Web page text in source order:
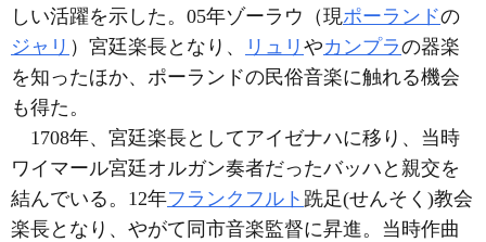
しい活躍を示した。05年ゾーラウ（現ポーランドの
ジャリ ）宮廷楽長となり、 リュリ やカンプラの器楽
を知ったほか、ポーランドの民俗音楽に触れる機会
も得た。
1708年、宮廷楽長としてアイゼナハに移り、当時
ワイマール宮廷オルガン奏者だったバッハと親交を
結んでいる。12年フランクフルト 跣足(せんそく)教会
楽長となり、やがて同市音楽監督に昇進。当時作曲